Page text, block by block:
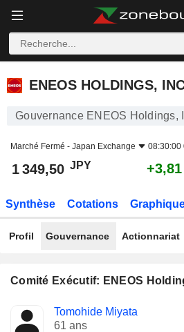
ENEOS HOLDINGS, INC.
ENEOS HOLDINGS,
Gouvernance ENEOS Holdings,
Marché Fermé - Japan Exchange 08:30:00
1 349,50 JPY
Synthèse Cotations
Profil Gouvernance Actionnariat
Comité Exécutif: ENEOS
Dirigeant
Fonctions
occupées
Tomohide Miyata
61 ans